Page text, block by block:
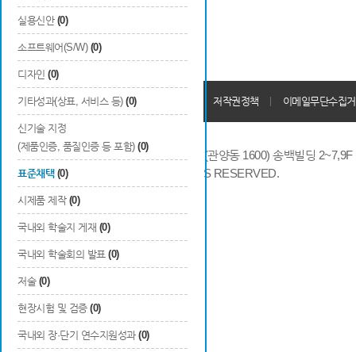
실용신안 (0)
소프트웨어(S/W) (0)
디자인 (0)
기타성과(상표, 서비스 등) (0)
신기술 지정
(제품인증, 품질인증 등 포함) (0)
표준채택 (0)
시제품 제작 (0)
국내외 학술지 게재 (0)
국내외 학술회의 발표 (0)
저술 (0)
현장시험 및 검증 (0)
국내외 장·단기 연수지원성과 (0)
개인정보처리방침 회원가입약관 저작권정책 이메일무단수집
14066 경기도 안양시 동안구 시민대로 286 (관양동 1600) 송백빌딩
COPYRIGHTS © 2014 KAIA, ALL RIGHTS RESERVED.